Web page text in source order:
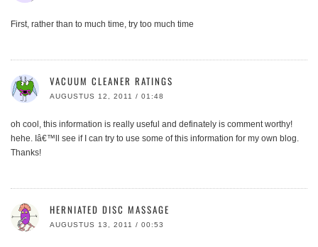
First, rather than to much time, try too much time
VACUUM CLEANER RATINGS
AUGUSTUS 12, 2011 / 01:48
oh cool, this information is really useful and definately is comment worthy!
hehe. Iâ€™ll see if I can try to use some of this information for my own blog.
Thanks!
HERNIATED DISC MASSAGE
AUGUSTUS 13, 2011 / 00:53